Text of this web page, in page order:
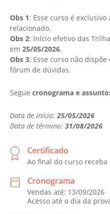
Obs 1: Esse curso é
relacionado.
Obs 2: Início efetivo das
em 25/05/2026.
Obs 3: Esse curso não
fórum de dúvidas.
Segue cronograma e
Data de início:25/05/2026
Data de término: 31/08/2026
Certificado
Ao final do curso
Cronograma
Vendas até: 13/09/2026
Acesso até o dia da